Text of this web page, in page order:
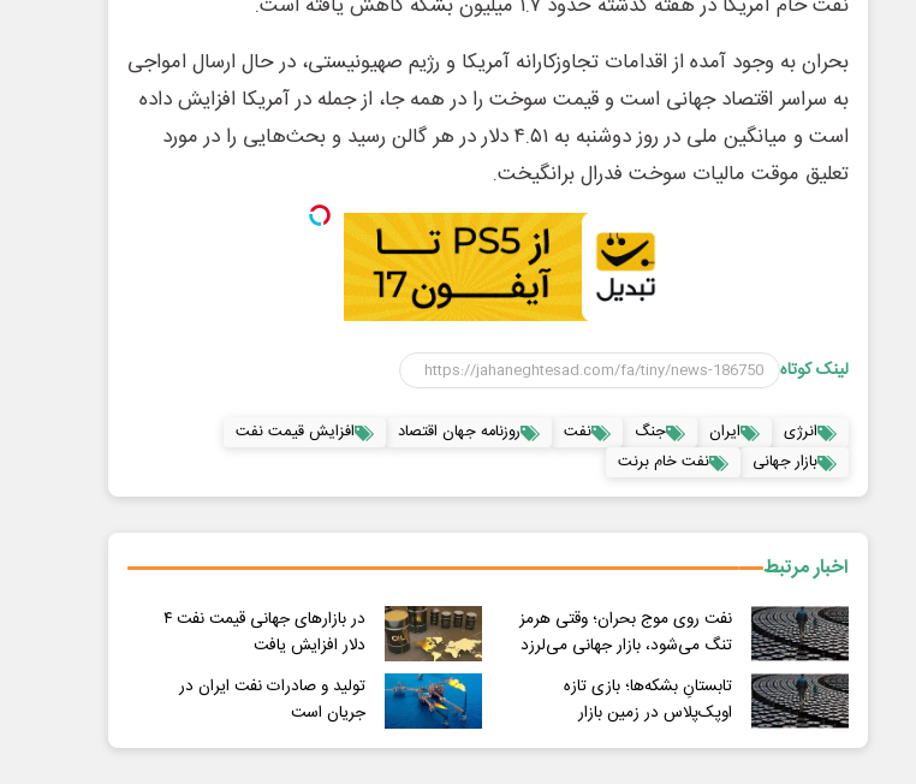
بحران به وجود آمده از اقدامات تجاوزکارانه آمریکا و رژیم صهیونیستی، در حال ارسال امواجی
به سراسر اقتصاد جهانی است و قیمت سوخت را در همه جا، از جمله در آمریکا افزایش داده
است و میانگین ملی در روز دوشنبه به ۴.۵۱ دلار در هر گالن رسید و بحث‌هایی را در مورد
تعلیق موقت مالیات سوخت فدرال برانگیخت.
لینک کوتاه
انرژی ایران جنگ نفت روزنامه جهان اقتصاد
افزایش قیمت نفت
بازار جهانی
نفت خام برنت
اخبار مرتبط
نفت روی موج بحران؛ وقتی هرمز
تنگ می‌شود، بازار جهانی می‌لرزد
در بازارهای جهانی قیمت نفت ۴
دلار افزایش یافت
تابستانِ بشکه‌ها؛ بازی تازه
اوپک‌پلاس در زمین بازار
تولید و صادرات نفت ایران در
جریان است